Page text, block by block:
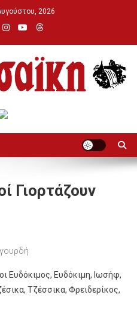
2026
Γιορτάζουν
Ευδόκιμος, Ευδόκιμη, Ιωσήφ,
Τζέσσικα, Φρειδερίκος,